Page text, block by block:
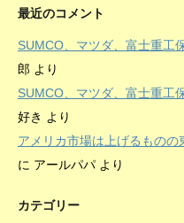
最近のコメント
SUMCO、マツダ、富士重工
郎 より
SUMCO、マツダ、富士重工
好き より
アメリカ市場は上げるもの
に アールパパ より
カテゴリー